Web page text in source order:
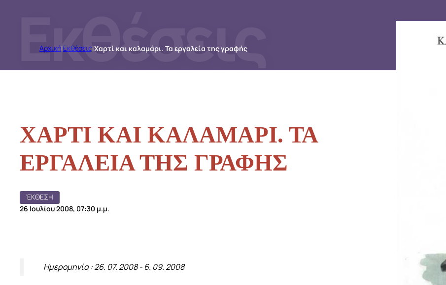
Εκθέσεις
Αρχική|Εκθέσεις|Χαρτί και καλαμάρι. Τα εργαλεία της γραφής
ΧΑΡΤΙ ΚΑΙ ΚΑΛΑΜΑΡΙ. ΤΑ
ΕΡΓΑΛΕΙΑ ΤΗΣ ΓΡΑΦΗΣ
ΈΚΘΕΣΗ
26 Ιουλίου 2008, 07:30 μ.μ.
Ημερομηνία : 26. 07. 2008 - 6. 09. 2008